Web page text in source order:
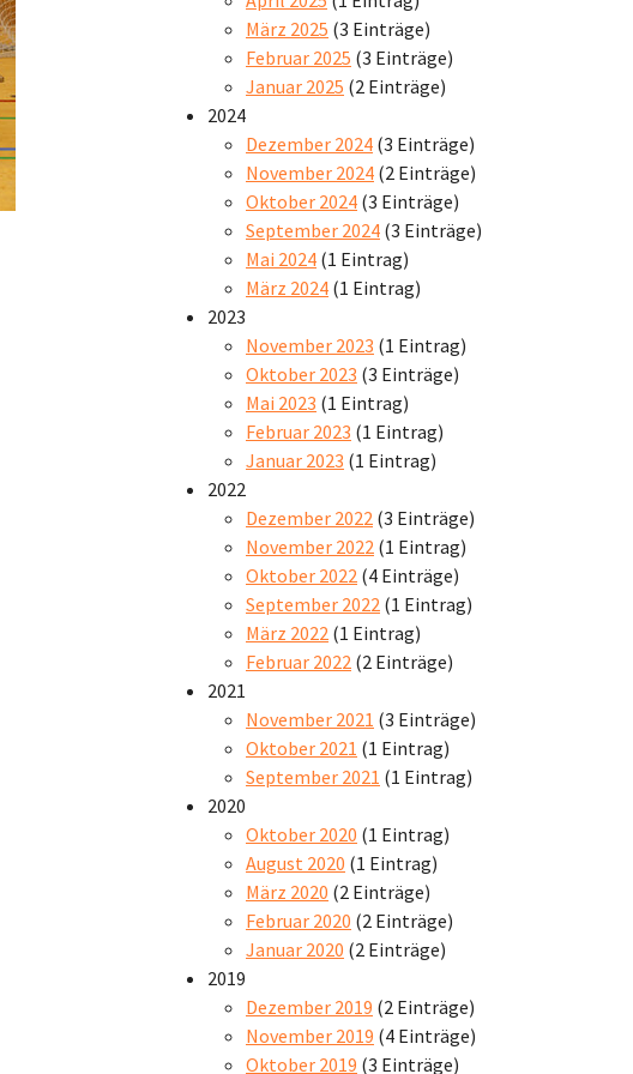
März 2025 (3 Einträge)
Februar 2025 (3 Einträge)
Januar 2025 (2 Einträge)
2024
Dezember 2024 (3 Einträge)
November 2024 (2 Einträge)
Oktober 2024 (3 Einträge)
September 2024 (3 Einträge)
Mai 2024 (1 Eintrag)
März 2024 (1 Eintrag)
2023
November 2023 (1 Eintrag)
Oktober 2023 (3 Einträge)
Mai 2023 (1 Eintrag)
Februar 2023 (1 Eintrag)
Januar 2023 (1 Eintrag)
2022
Dezember 2022 (3 Einträge)
November 2022 (1 Eintrag)
Oktober 2022 (4 Einträge)
September 2022 (1 Eintrag)
März 2022 (1 Eintrag)
Februar 2022 (2 Einträge)
2021
November 2021 (3 Einträge)
Oktober 2021 (1 Eintrag)
September 2021 (1 Eintrag)
2020
Oktober 2020 (1 Eintrag)
August 2020 (1 Eintrag)
März 2020 (2 Einträge)
Februar 2020 (2 Einträge)
Januar 2020 (2 Einträge)
2019
Dezember 2019 (2 Einträge)
November 2019 (4 Einträge)
Oktober 2019 (3 Einträge)